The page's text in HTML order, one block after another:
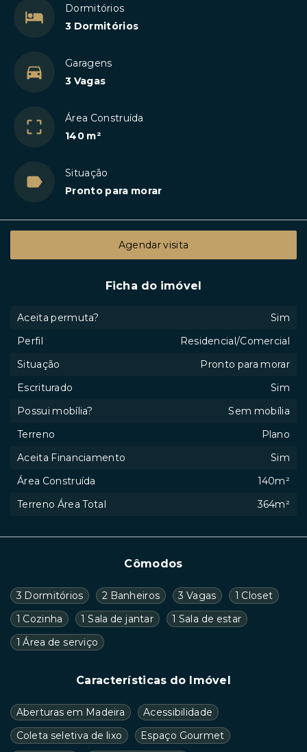
Dormitórios
3 Dormitórios
Garagens
3 Vagas
Área Construída
140 m²
Situação
Pronto para morar
Cômodos
3 Dormitórios 2 Banheiros 3 Vagas
1 Closet
1 Cozinha
1 Sala de jantar
1 Sala de estar
1 Área de serviço
Características do Imóvel
Aberturas em Madeira
Acessibilidade
Coleta seletiva de lixo
Espaço Gourmet
Agendar visita
Ficha do imóvel
Aceita permuta?
Sim
Perfil
Residencial/Comercial
Situação
Pronto para morar
Escriturado
Sim
Possui mobília?
Sem mobília
Terreno
Plano
Aceita Financiamento
Sim
Área Construída
140m²
Terreno Área Total
364m²